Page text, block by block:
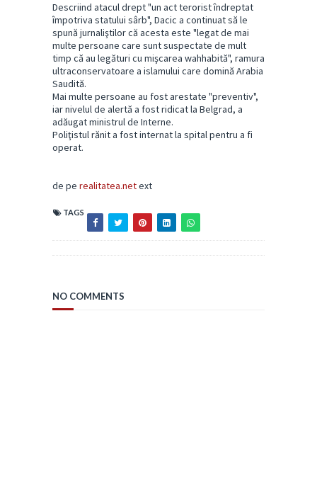
Descriind atacul drept "un act terorist îndreptat
împotriva statului sârb", Dacic a continuat să le
spună jurnaliştilor că acesta este "legat de mai
multe persoane care sunt suspectate de mult
timp că au legături cu mişcarea wahhabită", ramura
ultraconservatoare a islamului care domină Arabia
Saudită.
Mai multe persoane au fost arestate "preventiv",
iar nivelul de alertă a fost ridicat la Belgrad, a
adăugat ministrul de Interne.
Poliţistul rănit a fost internat la spital pentru a fi
operat.
de pe realitatea.netext
TAGS
NO COMMENTS